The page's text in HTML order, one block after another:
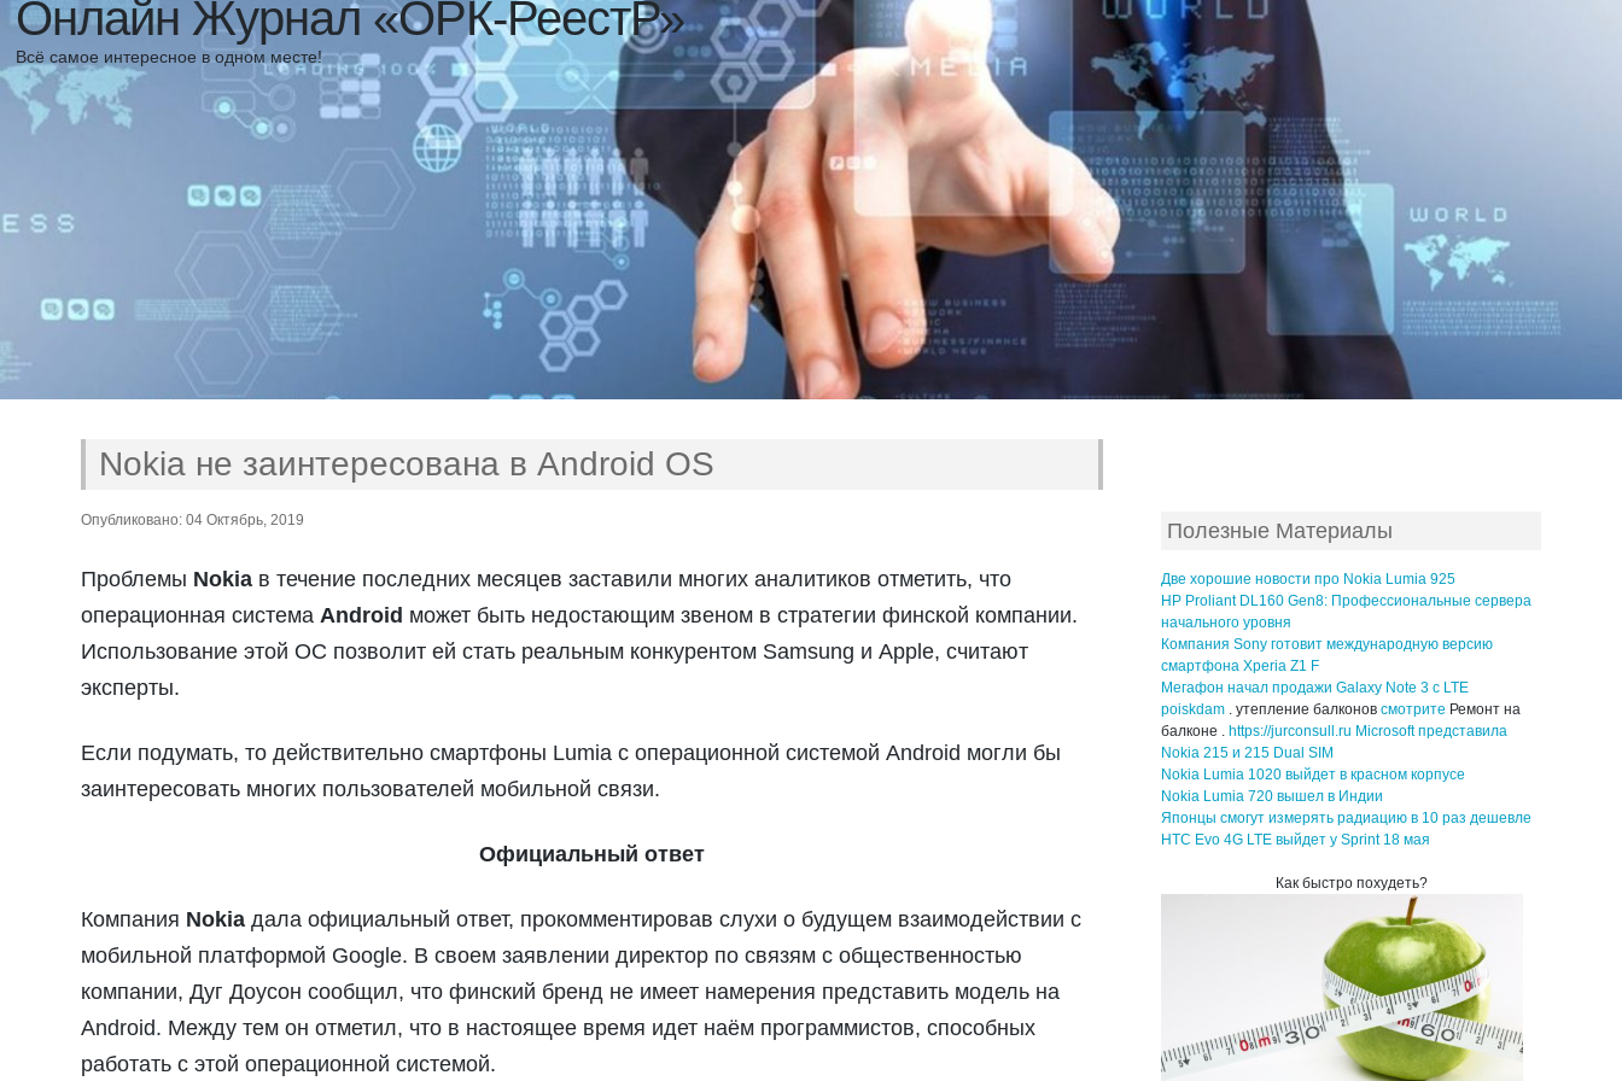
Онлайн Журнал «ОРК-РеестР»
Всё самое интересное в одном месте!
Nokia не заинтересована в Android OS
Опубликовано: 04 Октябрь, 2019
Проблемы Nokia в течение последних месяцев заставили многих аналитиков отметить, что
операционная системаAndroid может быть недостающим звеном в стратегии финской компании.
Использование этой ОС позволит ей стать реальным конкурентом Samsung и Apple, считают
эксперты.
Если подумать, то действительно смартфоны Lumia с операционной системой Android могли бы
заинтересовать многих пользователей мобильной связи.
Официальный ответ
Компания Nokia дала официальный ответ, прокомментировав слухи о будущем взаимодействии с
мобильной платформой Google. В своем заявлении директор по связям с общественностью
компании, Дуг Доусон сообщил, что финский бренд не имеет намерения представить модель на
Android. Между тем он отметил, что в настоящее время идет наём программистов, способных
работать с этой операционной системой.
Полезные Материалы
Две хорошие новости про Nokia Lumia 925
HP Proliant DL160 Gen8: Профессиональные сервера
начального уровня
Компания Sony готовит международную версию
смартфона Xperia Z1 F
Мегафон начал продажи Galaxy Note 3 с LTE
poiskdam . утепление балконовсмотрите Ремонт на
балконе . https://jurconsull.ru Microsoft представила
Nokia 215 и 215 Dual SIM
Nokia Lumia 1020 выйдет в красном корпусе
Nokia Lumia 720 вышел в Индии
Японцы смогут измерять радиацию в 10 раз дешевле
HTC Evo 4G LTE выйдет у Sprint 18 мая
Как быстро похудеть?